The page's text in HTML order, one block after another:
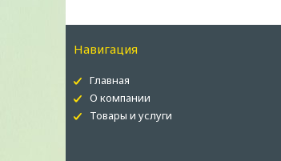
Навигация
Главная
О компании
Товары и услуги